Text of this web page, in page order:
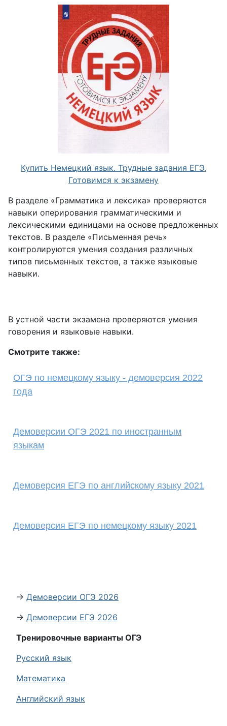
Купить Немецкий язык. Трудные задания ЕГЭ.
Готовимся к экзамену
В разделе «Грамматика и лексика» проверяются
навыки оперирования грамматическими и
лексическими единицами на основе предложенных
текстов. В разделе «Письменная речь»
контролируются умения создания различных
типов письменных текстов, а также языковые
навыки.
В устной части экзамена проверяются умения
говорения и языковые навыки.
Смотрите также:
ОГЭ по немецкому языку - демоверсия 2022
года
Демоверсии ОГЭ 2021 по иностранным
языкам
Демоверсия ЕГЭ по английскому языку 2021
Демоверсия ЕГЭ по немецкому языку 2021
→ Демоверсии ОГЭ 2026
→ Демоверсии ЕГЭ 2026
Тренировочные варианты ОГЭ
Русский язык
Математика
Английский язык